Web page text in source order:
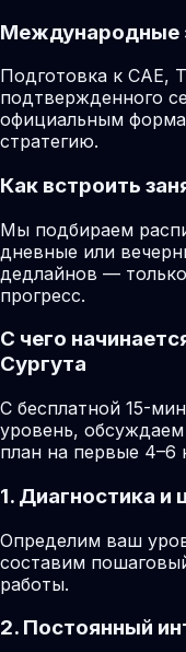
Международные
Подготовка к CAE,
подтвержденного
официальным
стратегию.
Как встроить
Мы подбираем
дневные или
дедлайнов —
прогресс.
С чего
Сургута
С бесплатной 15-
уровень,
план на первые 4–6
1. Диагностика и
Определим ваш
составим
работы.
2. Постоянный